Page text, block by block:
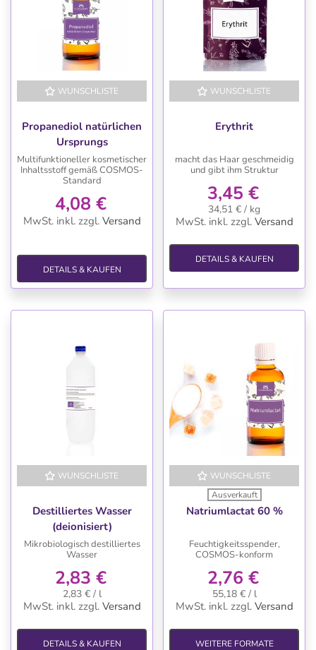
WUNSCHLISTE
Propanediol natürlichen
Ursprungs
Multifunktioneller kosmetischer
Inhaltsstoff gemäß COSMOS-
Standard
4,08 €
MwSt. inkl. zzgl. Versand
DETAILS & KAUFEN
WUNSCHLISTE
Erythrit
macht das Haar geschmeidig
und gibt ihm Struktur
3,45 €
34,51 € / kg
MwSt. inkl. zzgl. Versand
DETAILS & KAUFEN
WUNSCHLISTE
Destilliertes Wasser
(deionisiert)
Mikrobiologisch destilliertes
Wasser
2,83 €
2,83 € / l
MwSt. inkl. zzgl. Versand
DETAILS & KAUFEN
WUNSCHLISTE
Ausverkauft
Natriumlactat 60 %
Feuchtigkeitsspender,
COSMOS-konform
2,76 €
55,18 € / l
MwSt. inkl. zzgl. Versand
WEITERE FORMATE